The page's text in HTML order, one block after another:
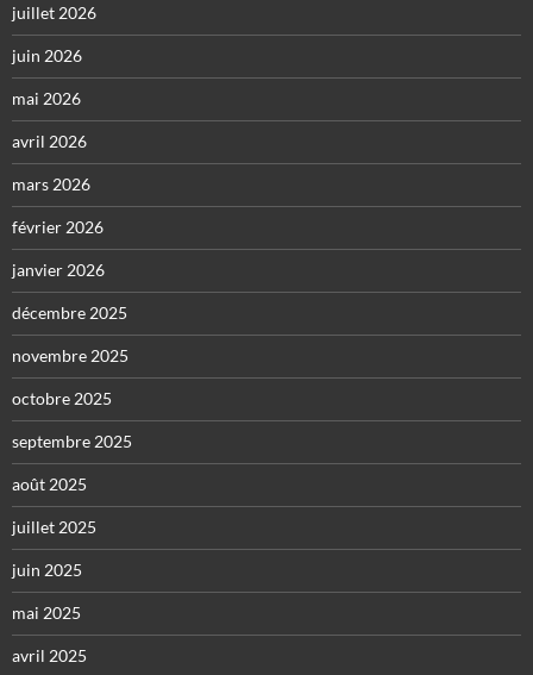
juillet 2026
juin 2026
mai 2026
avril 2026
mars 2026
février 2026
janvier 2026
décembre 2025
novembre 2025
octobre 2025
septembre 2025
août 2025
juillet 2025
juin 2025
mai 2025
avril 2025